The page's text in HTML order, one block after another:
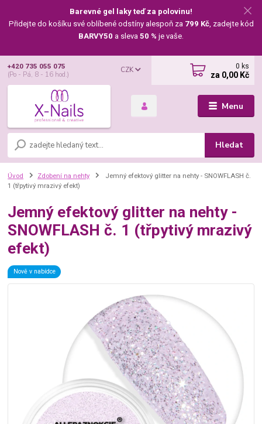
Barevné gel laky teď za polovinu!
Přidejte do košíku své oblíbené odstíny alespoň za 799 Kč, zadejte kód
BARVY50 a sleva 50 % je vaše.
Menu
CZK
Hledat
+420 735 055 075
(Po - Pá, 8 - 16 hod.)
0 ks
za 0,00 Kč
Úvod Zdobení na nehty
Jemný efektový glitter na nehty - SNOWFLASH č.
1 (třpytivý mrazivý efekt)
Jemný efektový glitter na nehty -
SNOWFLASH č. 1 (třpytivý mrazivý
efekt)
Nově v nabídce